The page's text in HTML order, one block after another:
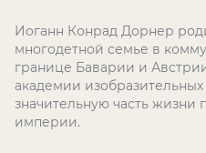
Иоганн Конрад Дорнер
многодетной семье в
границе Баварии и
академии
значительную часть жизни
империи.